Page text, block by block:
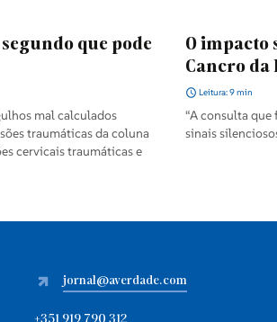
que pode
mal calculados
traumáticas da coluna
cervicais traumáticas e
O impacto
Cancro da
Leitura: 9 min
“A consulta que
sinais
jornal@averdade.com